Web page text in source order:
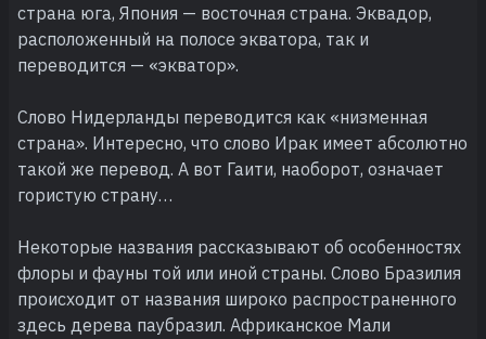
страна юга, Япония — восточная страна. Эквадор,
расположенный на полосе экватора, так и
переводится — «экватор».
Слово Нидерланды переводится как «низменная
страна». Интересно, что слово Ирак имеет абсолютно
такой же перевод. А вот Гаити, наоборот, означает
гористую страну…
Некоторые названия рассказывают об особенностях
флоры и фауны той или иной страны. Слово Бразилия
происходит от названия широко распространенного
здесь дерева паубразил. Африканское Мали